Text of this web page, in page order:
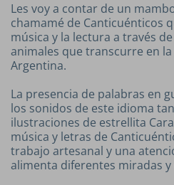
Les voy a contar de un
chamamé de Canticuénticos
música y la lectura a través
animales que transcurre en
Argentina.
La presencia de palabras en
los sonidos de este idioma
ilustraciones de estrellita
música y letras de
trabajo artesanal y una
alimenta diferentes miradas y